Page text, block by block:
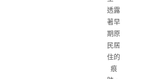
透露
著早
期原
民居
住的
痕